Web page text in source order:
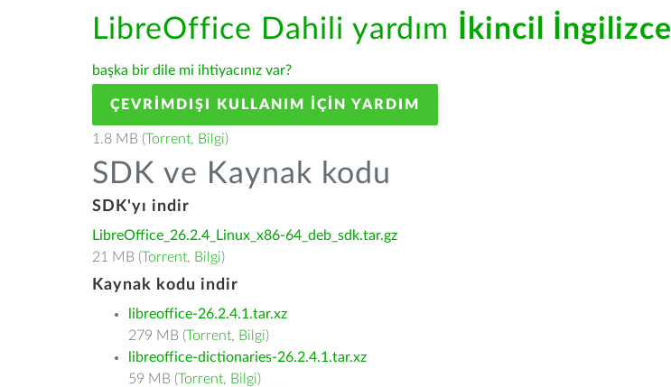
LibreOffice Dahili yardım İkincil İngilizce
başka bir dile mi ihtiyacınız var?
ÇEVRIMDIŞI KULLANIM IÇIN YARDIM
1.8 MB (Torrent, Bilgi)
SDK ve Kaynak kodu
SDK'yı indir
LibreOffice_26.2.4_Linux_x86-64_deb_sdk.tar.gz
21 MB (Torrent, Bilgi)
Kaynak kodu indir
libreoffice-26.2.4.1.tar.xz
279 MB (Torrent, Bilgi)
libreoffice-dictionaries-26.2.4.1.tar.xz
59 MB (Torrent, Bilgi)